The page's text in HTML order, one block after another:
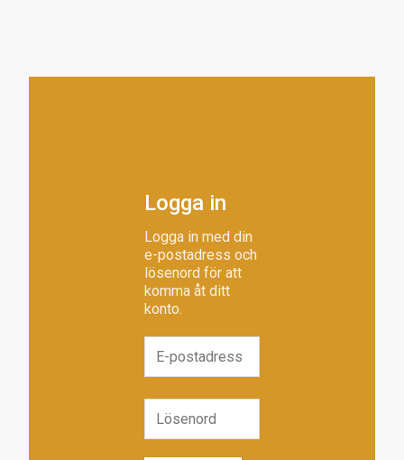
Logga in
Logga in med din
e-postadress och
lösenord för att
komma åt ditt
konto.